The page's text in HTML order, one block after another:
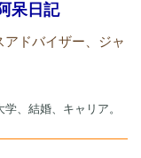
呆日記
ドバイザー、ジャ
、結婚、キャリア。